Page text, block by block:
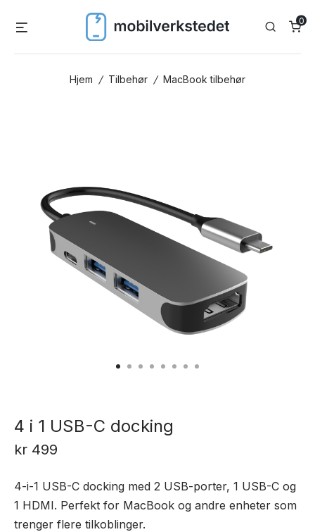
Search
0
Hjem / Tilbehør / MacBook tilbehør
4 i 1 USB-C docking
kr 499
4-i-1 USB-C docking med 2 USB-porter, 1 USB-C og
1 HDMI. Perfekt for MacBook og andre enheter som
trenger flere tilkoblinger.